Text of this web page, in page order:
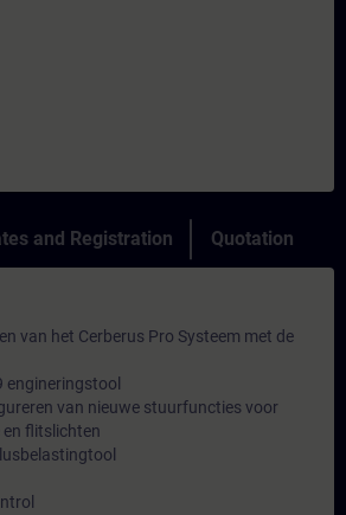
and Registration Quotation
van het Cerberus Pro Systeem met de
engineringstool
van nieuwe stuurfuncties voor
flitslichten